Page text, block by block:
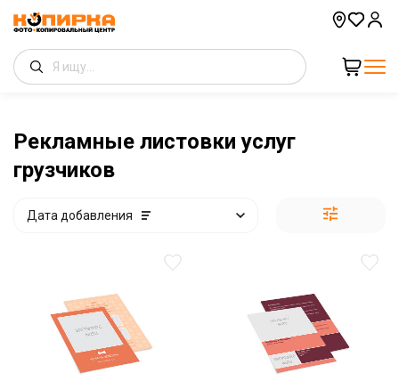
Рекламные листовки услуг
грузчиков
Дата добавления